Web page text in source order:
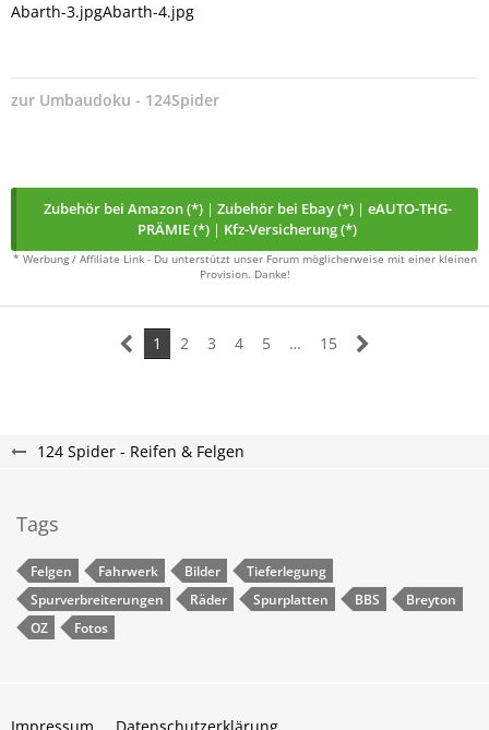
Abarth-3.jpgAbarth-4.jpg
zur Umbaudoku - 124Spider
Zubehör bei Amazon (*)| Zubehör bei Ebay (*)| eAUTO-THG-
PRÄMIE (*) | Kfz-Versicherung (*)
* Werbung / Affiliate Link - Du unterstützt unser Forum möglicherweise mit einer kleinen
Provision. Danke!
1 2 3 4 5 … 15
124 Spider - Reifen & Felgen
Tags
Felgen Fahrwerk Bilder
Tieferlegung
Spurverbreiterungen
Räder Spurplatten BBS
Breyton
OZ
Fotos